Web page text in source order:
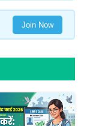
Join Now